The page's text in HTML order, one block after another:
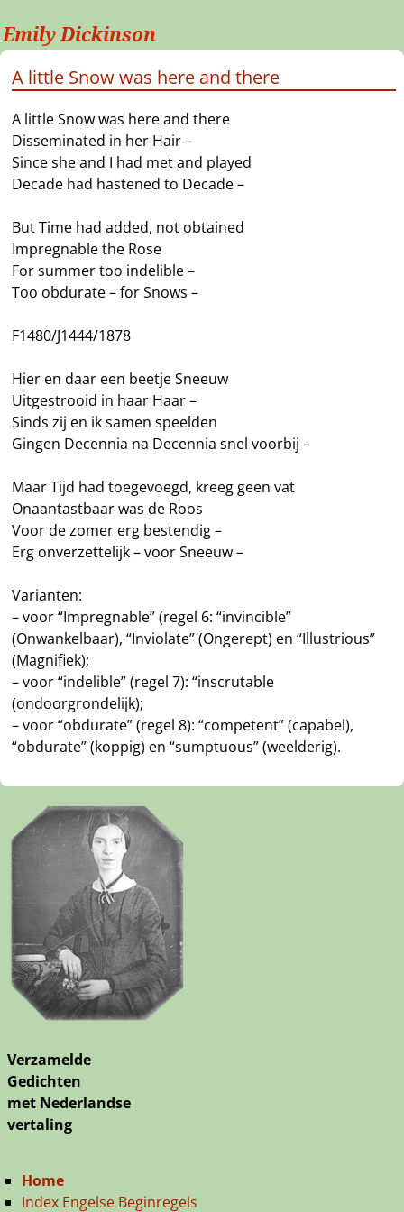
Emily Dickinson
A little Snow was here and there
A little Snow was here and there
Disseminated in her Hair –
Since she and I had met and played
Decade had hastened to Decade –
But Time had added, not obtained
Impregnable the Rose
For summer too indelible –
Too obdurate – for Snows –
F1480/J1444/1878
Hier en daar een beetje Sneeuw
Uitgestrooid in haar Haar –
Sinds zij en ik samen speelden
Gingen Decennia na Decennia snel voorbij –
Maar Tijd had toegevoegd, kreeg geen vat
Onaantastbaar was de Roos
Voor de zomer erg bestendig –
Erg onverzettelijk – voor Sneeuw –
Varianten:
– voor “Impregnable” (regel 6: “invincible”
(Onwankelbaar), “Inviolate” (Ongerept) en “Illustrious”
(Magnifiek);
– voor “indelible” (regel 7): “inscrutable
(ondoorgrondelijk);
– voor “obdurate” (regel 8): “competent” (capabel),
“obdurate” (koppig) en “sumptuous” (weelderig).
Verzamelde
Gedichten
met Nederlandse
vertaling
Home
Index Engelse Beginregels